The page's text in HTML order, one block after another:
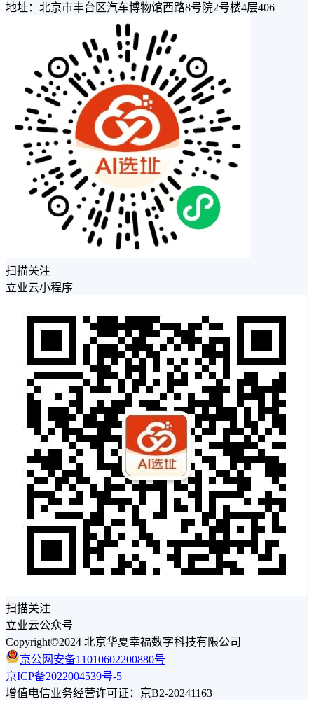
地址：北京市丰台区汽车博物馆西路8号院2号楼4层406
扫描关注
立业云小程序
扫描关注
立业云公众号
Copyright©2024 北京华夏幸福数字科技有限公司
京公网安备11010602200880号
京ICP备2022004539号-5
增值电信业务经营许可证：京B2-20241163